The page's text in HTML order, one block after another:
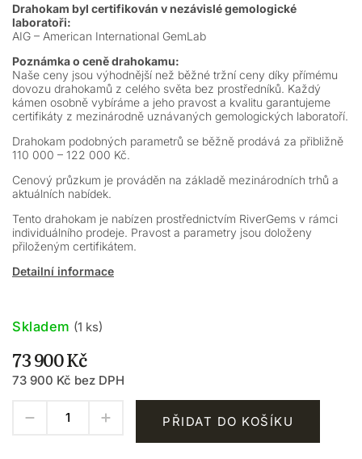
Drahokam byl certifikován v nezávislé gemologické
laboratoři:
AIG – American International GemLab
Poznámka o ceně drahokamu:
Naše ceny jsou výhodnější než běžné tržní ceny díky přímému
dovozu drahokamů z celého světa bez prostředníků. Každý
kámen osobně vybíráme a jeho pravost a kvalitu garantujeme
certifikáty z mezinárodně uznávaných gemologických laboratoří.
Drahokam podobných parametrů se běžně prodává za přibližně
110 000 – 122 000 Kč.
Cenový průzkum je prováděn na základě mezinárodních trhů a
aktuálních nabídek.
Tento drahokam je nabízen prostřednictvím RiverGems v rámci
individuálního prodeje. Pravost a parametry jsou doloženy
přiloženým certifikátem.
Detailní informace
73 900 Kč
73 900 Kč bez DPH
Skladem (1 ks)
PŘIDAT DO KOŠÍKU